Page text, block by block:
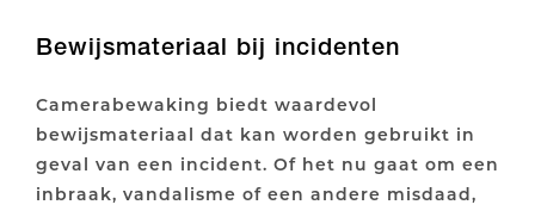
Bewijsmateriaal bij incidenten
Camerabewaking biedt waardevol
bewijsmateriaal dat kan worden gebruikt in
geval van een incident. Of het nu gaat om een
inbraak, vandalisme of een andere misdaad,